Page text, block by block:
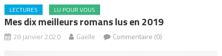
LECTURES LU POUR VOUS
Mes dix meilleurs romans lus en 2019
28 janvier 2020 Gaëlle Commentaire (0)